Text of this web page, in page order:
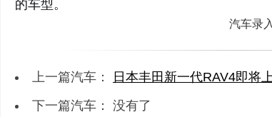
的车型。
汽车录
上一篇汽车：
日本丰田新一代RAV4即将
下一篇汽车： 没有了